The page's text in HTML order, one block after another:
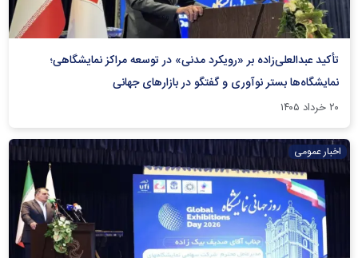
تأکید عبدالعلی‌زاده بر «رویکرد مدنی» در توسعه مراکز نمایشگاهی؛
نمایشگاه‌ها بستر نوآوری و گفتگو در بازارهای جهانی
۲۰ خرداد ۱۴۰۵
اخبار عمومی